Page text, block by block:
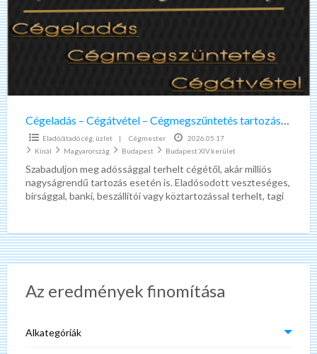
–
Cégmegszüntetés
tartozással
Cégeladás – Cégátvétel – Cégmegszüntetés tartozással
Eladó/átadó cég, üzlet | Cégmester
2026.05.17
Kínál
Magyarország Budapest Budapest XIV.kerület
Szabaduljon meg adóssággal terhelt cégétől, akár milliós
nagyságrendű tartozás esetén is. Eladósodott veszteséges,
bírsággal, banki, beszállítói vagy köztartozással terhelt, tagi
Az eredmények finomítása
Alkategóriák